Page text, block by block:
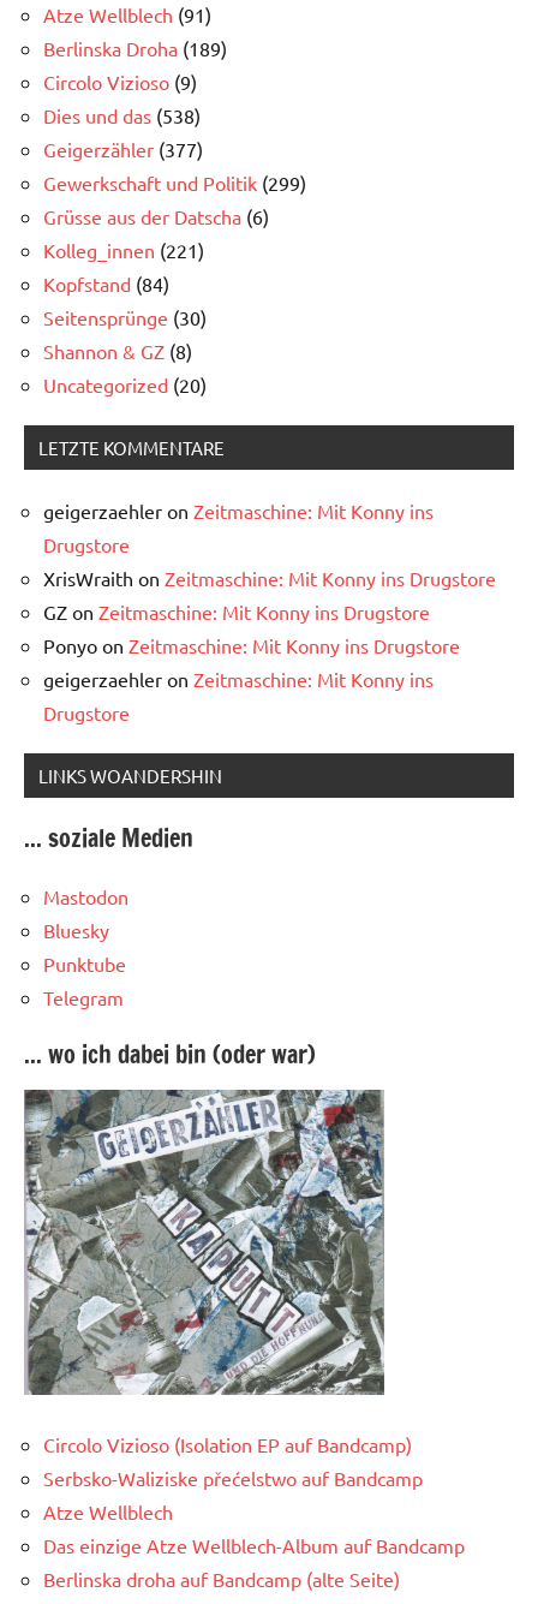
Atze Wellblech (91)
Berlinska Droha (189)
Circolo Vizioso (9)
Dies und das (538)
Geigerzähler (377)
Gewerkschaft und Politik (299)
Grüsse aus der Datscha (6)
Kolleg_innen (221)
Kopfstand (84)
Seitensprünge (30)
Shannon & GZ (8)
Uncategorized (20)
LETZTE KOMMENTARE
geigerzaehler on Zeitmaschine: Mit Konny ins
Drugstore
XrisWraith on Zeitmaschine: Mit Konny ins Drugstore
GZ on Zeitmaschine: Mit Konny ins Drugstore
Ponyo on Zeitmaschine: Mit Konny ins Drugstore
geigerzaehler on Zeitmaschine: Mit Konny ins
Drugstore
LINKS WOANDERSHIN
... soziale Medien
Mastodon
Bluesky
Punktube
Telegram
... wo ich dabei bin (oder war)
Circolo Vizioso (Isolation EP auf Bandcamp)
Serbsko-Waliziske přećelstwo auf Bandcamp
Atze Wellblech
Das einzige Atze Wellblech-Album auf Bandcamp
Berlinska droha auf Bandcamp (alte Seite)